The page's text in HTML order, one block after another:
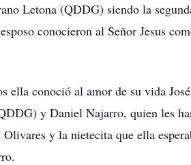
Letona (QDDG) siendo la
conocieron al Señor Jesus
ella conoció al amor de su vida
y Daniel Najarro, quien les
y la nietecita que ella